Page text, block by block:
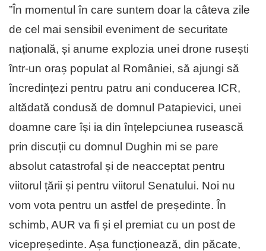
”În momentul în care suntem doar la câteva zile
de cel mai sensibil eveniment de securitate
națională, și anume explozia unei drone rusești
într-un oraș populat al României, să ajungi să
încredințezi pentru patru ani conducerea ICR,
altădată condusă de domnul Patapievici, unei
doamne care își ia din înțelepciunea rusească
prin discuții cu domnul Dughin mi se pare
absolut catastrofal și de neacceptat pentru
viitorul țării și pentru viitorul Senatului. Noi nu
vom vota pentru un astfel de președinte. În
schimb, AUR va fi și el premiat cu un post de
vicepreședinte. Așa funcționează, din păcate,